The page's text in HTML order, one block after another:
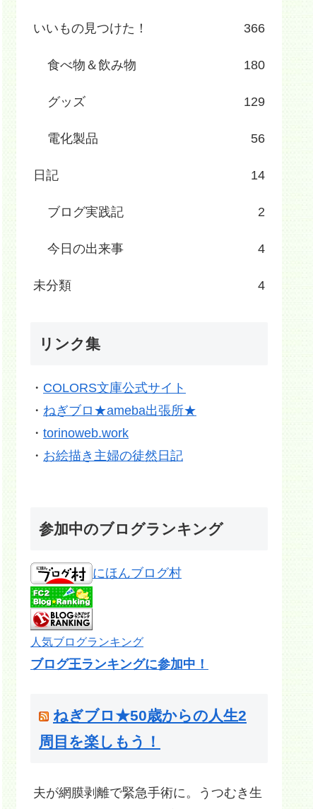
いいもの見つけた！ 366
食べ物＆飲み物 180
グッズ 129
電化製品 56
日記 14
ブログ実践記 2
今日の出来事 4
未分類 4
リンク集
・ COLORS文庫公式サイト
・ ねぎブロ★ameba出張所★
・ torinoweb.work
・ お絵描き主婦の徒然日記
参加中のブログランキング
にほんブログ村
人気ブログランキング
ブログ王ランキングに参加中！
ねぎブロ★50歳からの人生2
周目を楽しもう！
夫が網膜剥離で緊急手術に。うつむき生